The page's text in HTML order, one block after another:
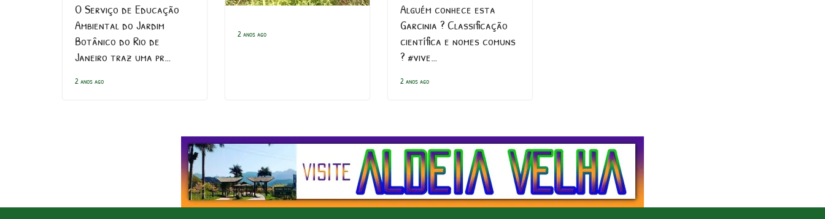
O Serviço de Educação
Ambiental do Jardim
Botânico do Rio de
Janeiro traz uma pr…
2 anos ago
2 anos ago
Alguém conhece esta
Garcinia ? Classificação
científica e nomes comuns
? #vive…
2 anos ago